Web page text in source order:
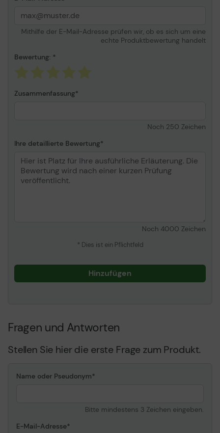
Das Formula Wheel Add-On Ferrari SF1000 Edition
verfügt über eine zentrale Frontplatte aus 100 %
Karbonfaser (21 Schichten, insgesamt 3 mm dick), die
Steifigkeit und geringes Gewicht für ein ausgewogenes
Force Feedback kombiniert. Die aus strukturiertem
Gummi gefertigten Griffe des Lenkrads sind dem
realen Handling nachempfunden und bieten einen
beispiellosen Rennkomfort.
Mithilfe der E-Mail-Adresse prüfen wir, ob es sich um eine
echte Produktbewertung handelt
Bewertung:
Zusammenfassung
Noch 250 Zeichen
Ihre detaillierte Bewertung
Noch 4000 Zeichen
* Dies ist ein Pflichtfeld
Hinzufügen
Fragen und Antworten
Stellen Sie hier die erste Frage zum Produkt.
Name oder Pseudonym
Bitte mindestens 3 Zeichen eingeben.
E-Mail-Adresse